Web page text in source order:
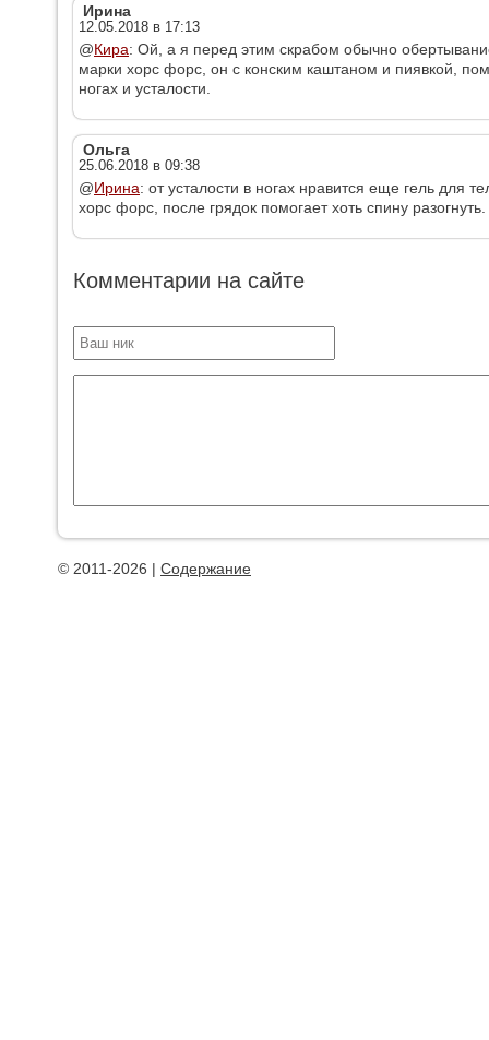
Ирина
12.05.2018 в 17:13
@Кира: Ой, а я перед этим скрабом обычно
марки хорс форс, он с конским каштаном и пиявкой,
ногах и усталости.
Ольга
25.06.2018 в 09:38
@Ирина: от усталости в ногах нравится еще гель для
хорс форс, после грядок помогает хоть спину разогнуть.
Комментарии на сайте
© 2011-2026 | Содержание